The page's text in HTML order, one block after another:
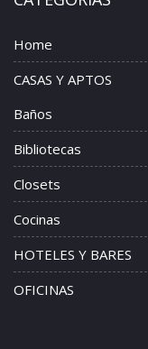
Home
CASAS Y APTOS
Baños
Bibliotecas
Closets
Cocinas
HOTELES Y BARES
OFICINAS